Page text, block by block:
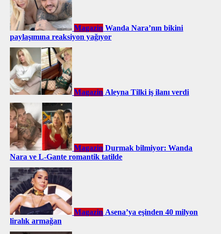
Magazin Wanda Nara’nın bikini
paylaşımına reaksiyon yağıyor
Magazin Aleyna Tilki iş ilanı verdi
Magazin Durmak bilmiyor: Wanda
Nara ve L-Gante romantik tatilde
Magazin Asena’ya eşinden 40 milyon
liralık armağan